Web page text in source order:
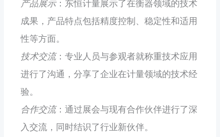
产品展示：东恒计量展示了在衡器领域的技术
成果，产品特点包括精度控制、稳定性和适用
性等方面。
技术交流：专业人员与参观者就称重技术应用
进行了沟通，分享了企业在计量领域的技术经
验。
合作交流：通过展会与现有合作伙伴进行了深
入交流，同时结识了行业新伙伴。